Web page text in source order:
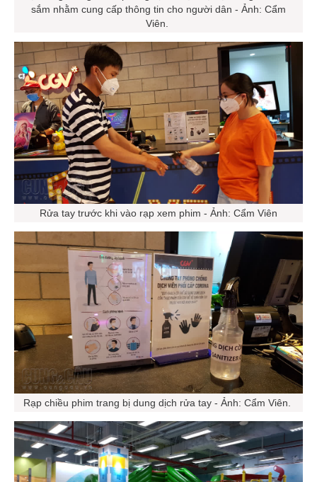
sắm nhằm cung cấp thông tin cho người dân - Ảnh: Cẩm
Viên.
Rửa tay trước khi vào rạp xem phim - Ảnh: Cẩm Viên
Rạp chiều phim trang bị dung dịch rửa tay - Ảnh: Cẩm Viên.